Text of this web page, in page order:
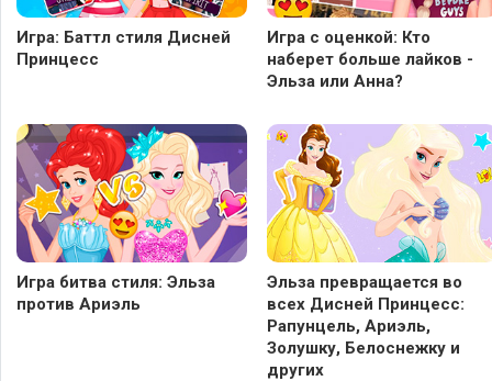
Игра: Баттл стиля Дисней
Принцесс
Игра с оценкой: Кто
наберет больше лайков -
Эльза или Анна?
Игра битва стиля: Эльза
против Ариэль
Эльза превращается во
всех Дисней Принцесс:
Рапунцель, Ариэль,
Золушку, Белоснежку и
других